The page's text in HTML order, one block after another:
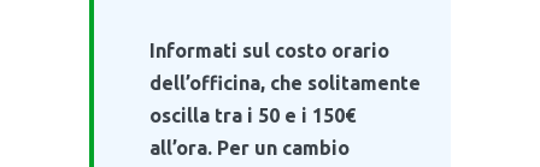
Informati sul costo orario
dell’officina, che solitamente
oscilla tra i 50 e i 150€
all’ora. Per un cambio